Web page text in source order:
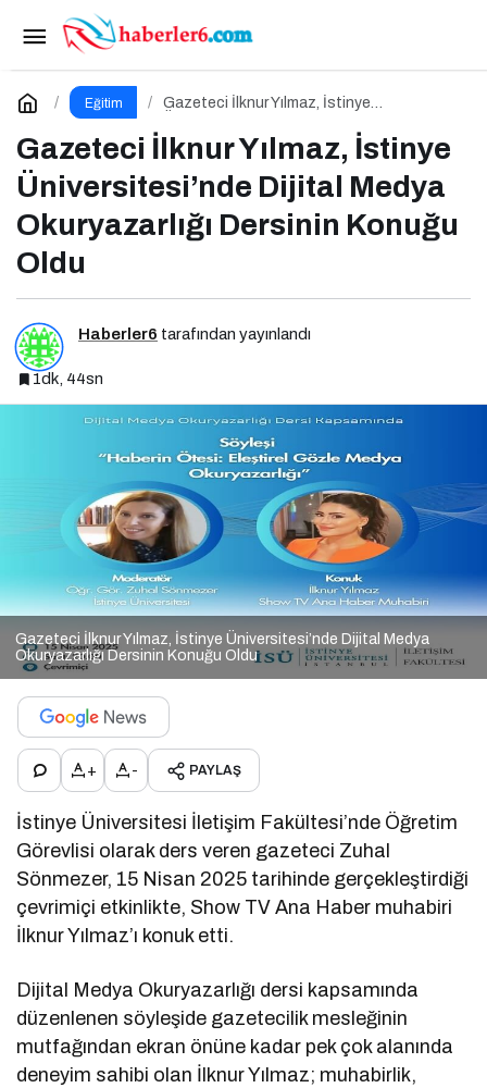
Eğitim
Gazeteci İlknur Yılmaz, İstinye
Dersinin Konuğu Oldu
Gazeteci İlknur Yılmaz, İstinye
Üniversitesi’nde Dijital Medya
Okuryazarlığı Dersinin Konuğu
Oldu
Haberler6 tarafından yayınlandı
1dk, 44sn
Gazeteci İlknur Yılmaz, İstinye Üniversitesi’nde Dijital Medya
Okuryazarlığı Dersinin Konuğu Oldu
+ - PAYLAŞ
İstinye Üniversitesi İletişim Fakültesi’nde Öğretim
Görevlisi olarak ders veren gazeteci Zuhal
Sönmezer, 15 Nisan 2025 tarihinde gerçekleştirdiği
çevrimiçi etkinlikte, Show TV Ana Haber muhabiri
İlknur Yılmaz’ı konuk etti.
Dijital Medya Okuryazarlığı dersi kapsamında
düzenlenen söyleşide gazetecilik mesleğinin
mutfağından ekran önüne kadar pek çok alanında
deneyim sahibi olan İlknur Yılmaz; muhabirlik,
Beslenme ve Diyetetik Bölümü: Eğitim Süreci,
Kariyer Olanakları ve Geleceği
Yorum Yap